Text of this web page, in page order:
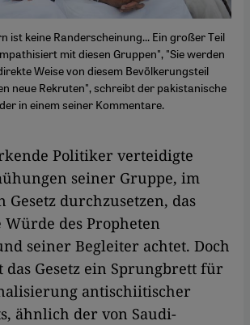
ist keine Randerscheinung... Ein großer Teil
mit diesen Gruppen", "Sie werden
Weise von diesem Bevölkerungsteil
neue Rekruten", schreibt der pakistanische
in einem seiner Kommentare.
Politiker verteidigte
seiner Gruppe, im
Gesetz durchzusetzen, das
des Propheten
seiner Begleiter achtet. Doch
das Gesetz ein Sprungbrett für
antischiitischer
ähnlich der von Saudi-